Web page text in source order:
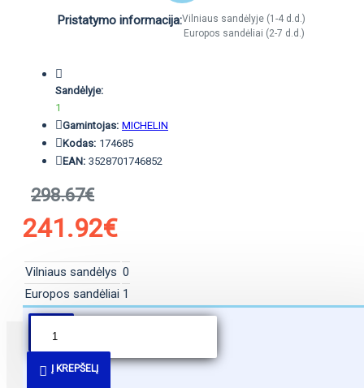
Pristatymo informacija:Vilniaus sandėlyje (1-4 d.d.)
Europos sandėliai (2-7 d.d.)
Sandėlyje:
1
Gamintojas: MICHELIN
Kodas: 174685
EAN: 3528701746852
298.67€
241.92€
Vilniaus sandėlys 0
Europos sandėliai 1
Į KREPŠELĮ
PANAŠŪS PASIŪLYMAI